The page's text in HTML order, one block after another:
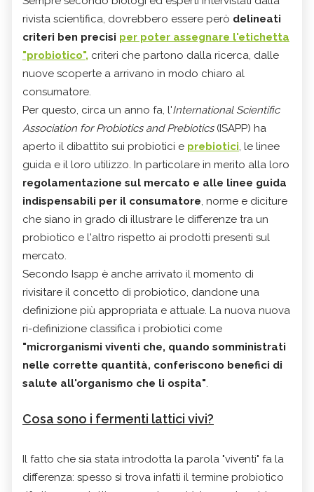
rivista scientifica, dovrebbero essere però delineati
criteri ben precisi per poter assegnare l'etichetta
"probiotico", criteri che partono dalla ricerca, dalle
nuove scoperte a arrivano in modo chiaro al
consumatore.
Per questo, circa un anno fa, l'International Scientific
Association for Probiotics and Prebiotics (ISAPP) ha
aperto il dibattito sui probiotici e prebiotici, le linee
guida e il loro utilizzo. In particolare in merito alla loro
regolamentazione sul mercato e alle linee guida
indispensabili per il consumatore, norme e diciture
che siano in grado di illustrare le differenze tra un
probiotico e l'altro rispetto ai prodotti presenti sul
mercato.
Secondo Isapp è anche arrivato il momento di
rivisitare il concetto di probiotico, dandone una
definizione più appropriata e attuale. La nuova nuova
ri-definizione classifica i probiotici come
"microrganismi viventi che, quando somministrati
nelle corrette quantità, conferiscono benefici di
salute all'organismo che li ospita".
Cosa sono i fermenti lattici vivi?
Il fatto che sia stata introdotta la parola "viventi" fa la
differenza: spesso si trova infatti il termine probiotico